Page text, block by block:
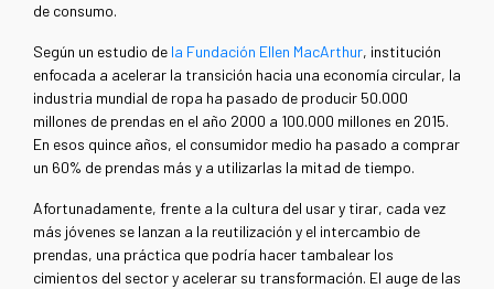
de consumo.
Según un estudio de la Fundación Ellen MacArthur, institución
enfocada a acelerar la transición hacia una economía circular, la
industria mundial de ropa ha pasado de producir 50.000
millones de prendas en el año 2000 a 100.000 millones en 2015.
En esos quince años, el consumidor medio ha pasado a comprar
un 60% de prendas más y a utilizarlas la mitad de tiempo.
Afortunadamente, frente a la cultura del usar y tirar, cada vez
más jóvenes se lanzan a la reutilización y el intercambio de
prendas, una práctica que podría hacer tambalear los
cimientos del sector y acelerar su transformación. El auge de las